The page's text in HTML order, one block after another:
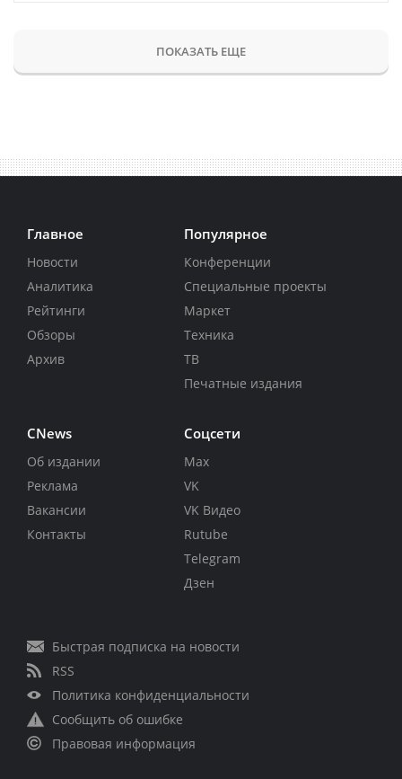
ПОКАЗАТЬ ЕЩЕ
Главное
Новости
Аналитика
Рейтинги
Обзоры
Архив
Популярное
Конференции
Специальные проекты
Маркет
Техника
ТВ
Печатные издания
CNews
Об издании
Реклама
Вакансии
Контакты
Соцсети
Max
VK
VK Видео
Rutube
Telegram
Дзен
Быстрая подписка на новости
RSS
Политика конфиденциальности
Сообщить об ошибке
Правовая информация